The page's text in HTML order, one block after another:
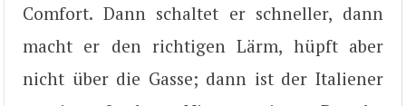
Comfort. Dann schaltet er schneller, dann
macht er den richtigen Lärm, hüpft aber
nicht über die Gasse; dann ist der Italiener